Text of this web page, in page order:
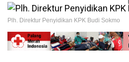
Plh. Direktur Penyidikan KPK Budi Sokmo